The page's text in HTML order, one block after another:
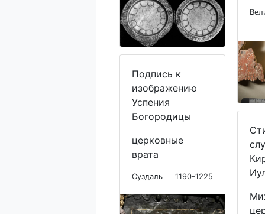
Подпись к
изображению
Успения
Богородицы
церковные
врата
Суздаль 1190-1225